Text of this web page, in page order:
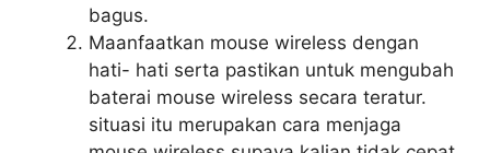
bagus.
Maanfaatkan mouse wireless dengan
hati- hati serta pastikan untuk mengubah
baterai mouse wireless secara teratur.
situasi itu merupakan cara menjaga